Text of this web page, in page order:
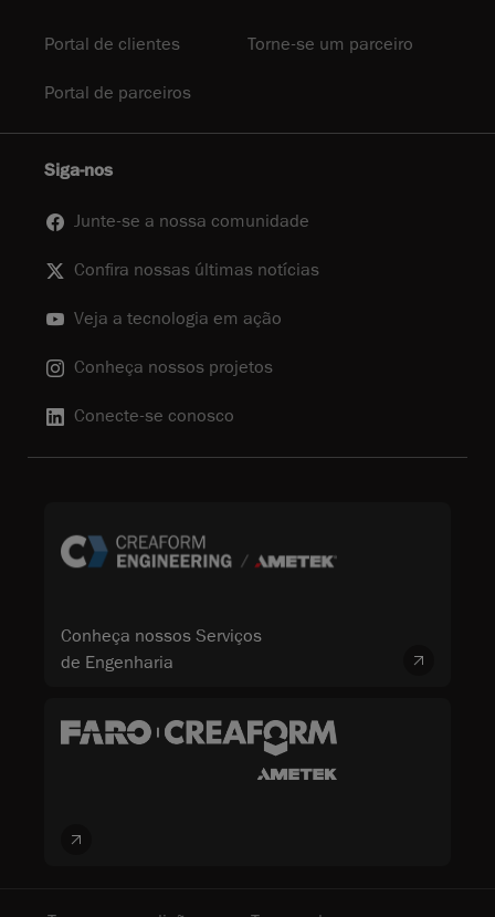
Portal de clientes Torne-se um parceiro
Portal de parceiros
Siga-nos
Junte-se a nossa comunidade
Confira nossas últimas notícias
Veja a tecnologia em ação
Conheça nossos projetos
Conecte-se conosco
Conheça nossos Serviços
de Engenharia